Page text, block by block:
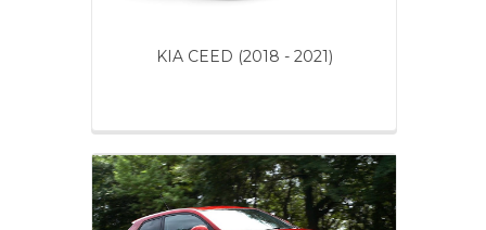
KIA CEED (2018 - 2021)